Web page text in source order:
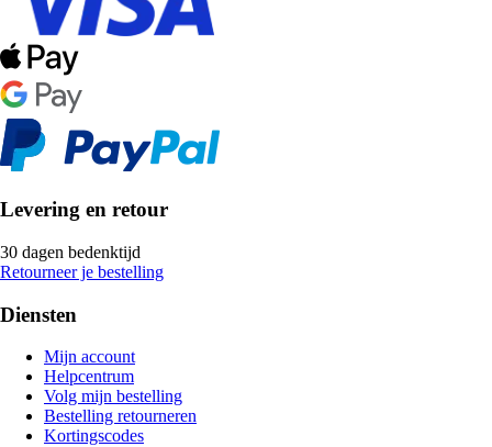
Levering en retour
30 dagen bedenktijd
Retourneer je bestelling
Diensten
Mijn account
Helpcentrum
Volg mijn bestelling
Bestelling retourneren
Kortingscodes